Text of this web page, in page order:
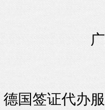
德国签证代办